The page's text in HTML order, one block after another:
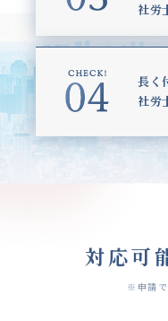
社労
長く
社労
対応可
※申請